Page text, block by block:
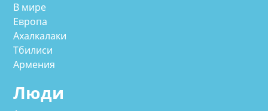
В мире
Европа
Ахалкалаки
Тбилиси
Армения
Люди